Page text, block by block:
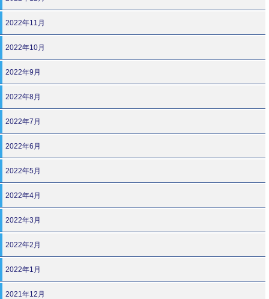
2022年11月
2022年10月
2022年9月
2022年8月
2022年7月
2022年6月
2022年5月
2022年4月
2022年3月
2022年2月
2022年1月
2021年12月